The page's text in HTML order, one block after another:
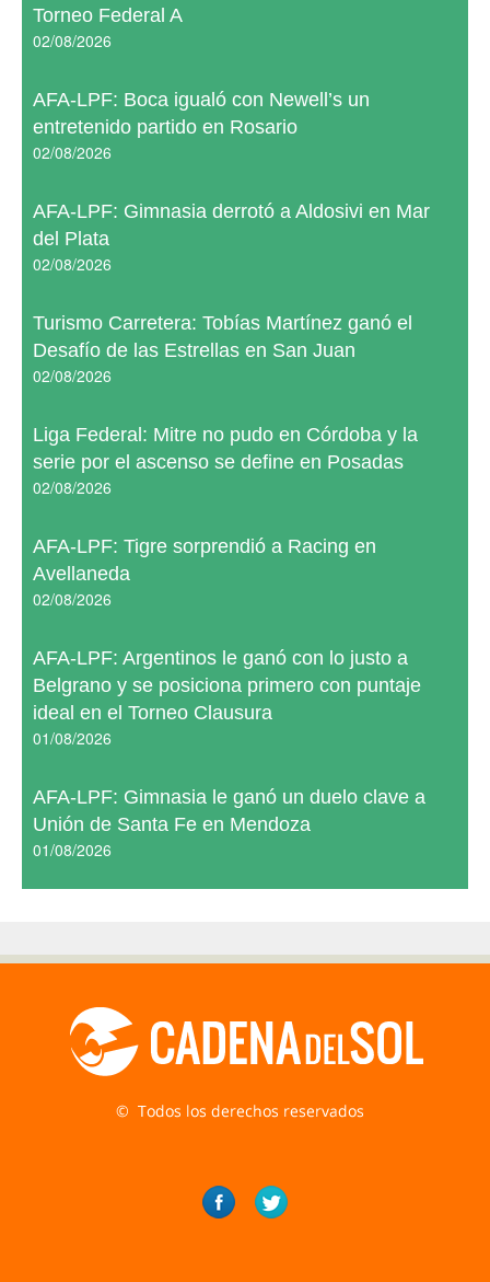
Torneo Federal A
02/08/2026
AFA-LPF: Boca igualó con Newell’s un
entretenido partido en Rosario
02/08/2026
AFA-LPF: Gimnasia derrotó a Aldosivi en Mar
del Plata
02/08/2026
Turismo Carretera: Tobías Martínez ganó el
Desafío de las Estrellas en San Juan
02/08/2026
Liga Federal: Mitre no pudo en Córdoba y la
serie por el ascenso se define en Posadas
02/08/2026
AFA-LPF: Tigre sorprendió a Racing en
Avellaneda
02/08/2026
AFA-LPF: Argentinos le ganó con lo justo a
Belgrano y se posiciona primero con puntaje
ideal en el Torneo Clausura
01/08/2026
AFA-LPF: Gimnasia le ganó un duelo clave a
Unión de Santa Fe en Mendoza
01/08/2026